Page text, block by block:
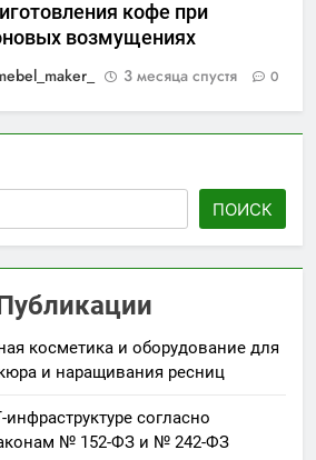
кофе при
возмущениях
3 месяца спустя 0
ПОИСК
косметика и оборудование для
и наращивания ресниц
согласно
№ 152-ФЗ и № 242-ФЗ